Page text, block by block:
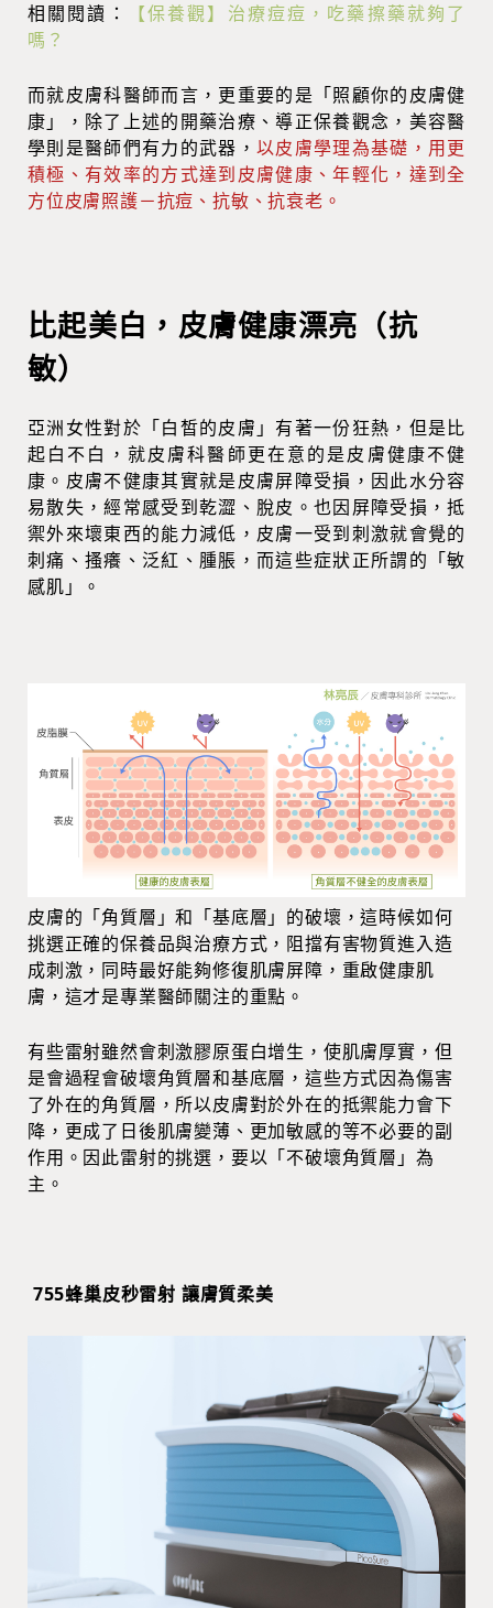
相關閱讀：
【保養觀】治療痘痘，吃藥擦藥就夠了
嗎？
而就皮膚科醫師而言，更重要的是「照顧你的皮膚健
康」，除了上述的開藥治療、導正保養觀念，美容醫
學則是醫師們有力的武器， 以皮膚學理為基礎，用更
積極、有效率的方式達到皮膚健康、年輕化，達到全
方位皮膚照護－抗痘、抗敏、抗衰老。
比起美白，皮膚健康漂亮（抗
敏）
亞洲女性對於「白皙的皮膚」有著一份狂熱，但是比
起白不白，就皮膚科醫師更在意的是皮膚健康不健
康。皮膚不健康其實就是皮膚屏障受損，因此水分容
易散失，經常感受到乾澀、脫皮。也因屏障受損，抵
禦外來壞東西的能力減低，皮膚一受到刺激就會覺的
刺痛、搔癢、泛紅、腫脹，而這些症狀正所謂的「敏
感肌」。
皮膚的「角質層」和「基底層」的破壞，這時候如何
挑選正確的保養品與治療方式，阻擋有害物質進入造
成刺激，同時最好能夠修復肌膚屏障，重啟健康肌
膚，這才是專業醫師關注的重點。
有些雷射雖然會刺激膠原蛋白增生，使肌膚厚實，但
是會過程會破壞角質層和基底層，這些方式因為傷害
了外在的角質層，所以皮膚對於外在的抵禦能力會下
降，更成了日後肌膚變薄、更加敏感的等不必要的副
作用。因此雷射的挑選，要以「不破壞角質層」為
主。
755蜂巢皮秒雷射 讓膚質柔美